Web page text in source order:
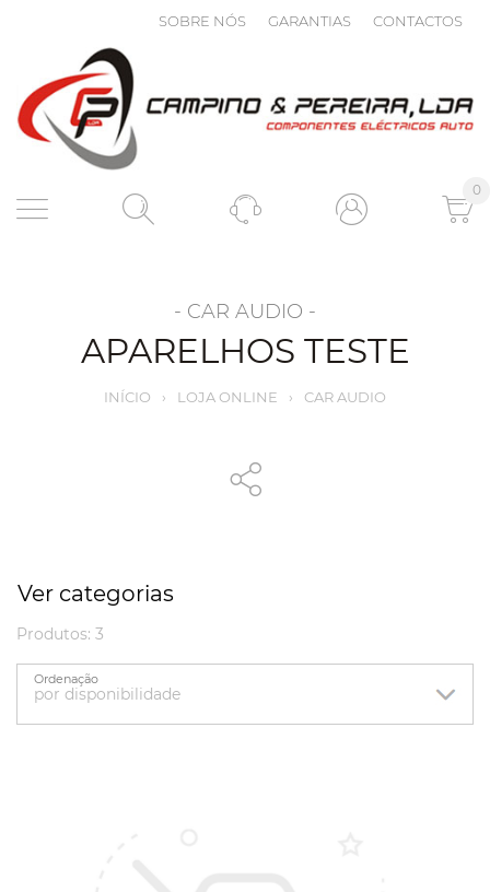
SOBRE NÓS GARANTIAS CONTACTOS
0
- CAR AUDIO -
APARELHOS TESTE
INÍCIO › LOJA ONLINE › CAR AUDIO
Ver categorias
Produtos: 3
Ordenação